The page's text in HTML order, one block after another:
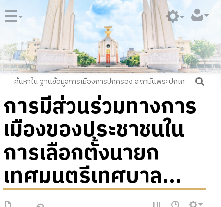
การมีส่วนร่วมทางการ
เมืองของประชาชนใน
การเลือกตั้งนายก
เทศมนตรีเทศบาล...